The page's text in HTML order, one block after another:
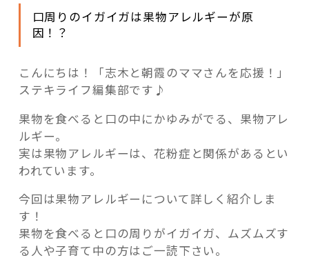
協賛・協力店
これからの暮らし 住み替え相談
口周りのイガイガは果物アレルギーが原
因！？
こんにちは！「志木と朝霞のママさんを応援！」
ステキライフ編集部です♪
果物を食べると口の中にかゆみがでる、果物アレ
ルギー。
実は果物アレルギーは、花粉症と関係があるとい
われています。
今回は果物アレルギーについて詳しく紹介しま
す！
果物を食べると口の周りがイガイガ、ムズムズす
る人や子育て中の方はご一読下さい。